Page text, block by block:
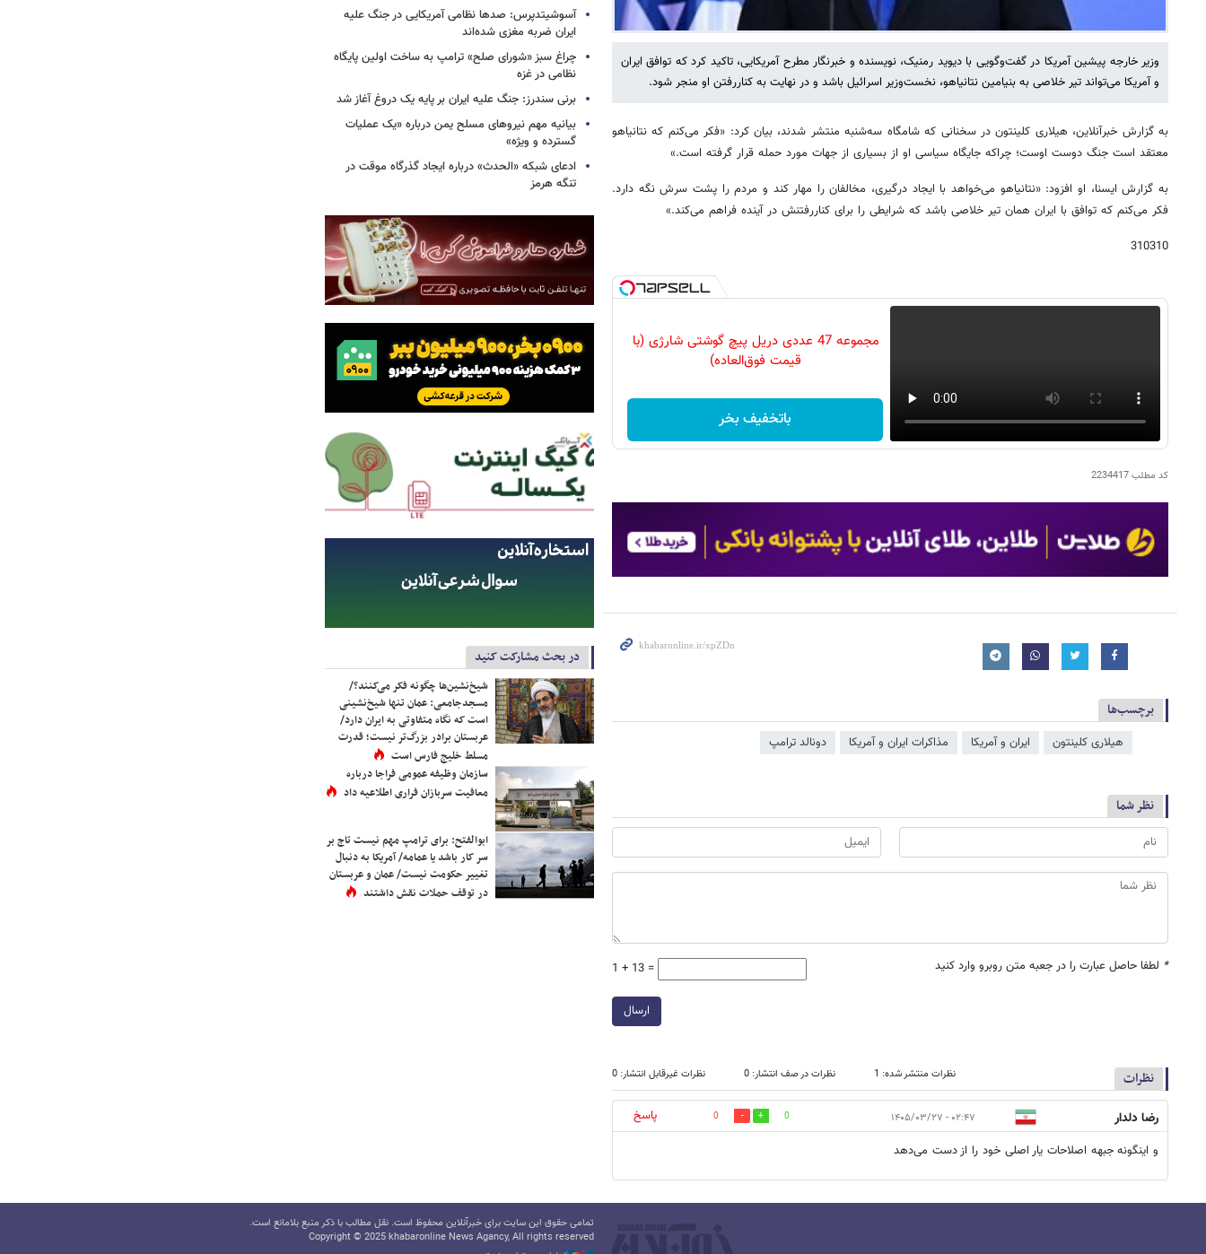
وزیر خارجه پیشین آمریکا در گفت‌وگویی با دیوید رمنیک، نویسنده و خبرنگار مطرح آمریکایی، تاکید کرد که توافق ایران
و آمریکا می‌تواند تیر خلاصی به بنیامین نتانیاهو، نخست‌وزیر اسرائیل باشد و در نهایت به کناررفتن او منجر شود.
به گزارش خبرآنلاین، هیلاری کلینتون در سخنانی که شامگاه سه‌شنبه منتشر شدند، بیان کرد: «فکر می‌کنم که نتانیاهو
معتقد است جنگ دوست اوست؛ چراکه جایگاه سیاسی او از بسیاری از جهات مورد حمله قرار گرفته است.»
به گزارش ایسنا، او افزود: «نتانیاهو می‌خواهد با ایجاد درگیری، مخالفان را مهار کند و مردم را پشت سرش نگه دارد.
فکر می‌کنم که توافق با ایران همان تیر خلاصی باشد که شرایطی را برای کناررفتنش در آینده فراهم می‌کند.»
310310
مجموعه 47 عددی دریل پیچ گوشتی شارژی‌ (با
قیمت فوق‌العاده)
باتخفیف بخر
کد مطلب2234417
برچسب‌ها
هیلاری کلینتون ایران و آمریکا مذاکرات ایران و آمریکا دونالد ترامپ
نظر شما
* لطفا حاصل عبارت را در جعبه متن روبرو وارد کنید 1 + 13 =
ارسال
نظرات نظرات منتشر شده: 1 نظرات در صف انتشار: 0 نظرات غیرقابل انتشار: 0
رضا دلدار ۰۲:۴۷ - ۱۴۰۵/۰۳/۲۷ 0
0
پاسخ
و اینگونه جبهه اصلاحات یار اصلی خود را از دست می‌دهد
آسوشیتدپرس: صدها نظامی آمریکایی در جنگ علیه
ایران ضربه مغزی شده‌اند
چراغ سبز «شورای صلح» ترامپ به ساخت اولین پایگاه
نظامی در غزه
برنی سندرز: جنگ علیه ایران بر پایه یک دروغ آغاز شد
بیانیه مهم نیروهای مسلح یمن درباره «یک عملیات
گسترده و ویژه»
ادعای شبکه «الحدث» درباره ایجاد گذرگاه موقت در
تنگه هرمز
در بحث مشارکت کنید
شیخ‌نشین‌ها چگونه فکر می‌کنند؟/
مسجدجامعی: عمان تنها شیخ‌نشینی
است که نگاه متفاوتی به ایران دارد/
عربستان برادر بزرگ‌تر نیست؛ قدرت
مسلط خلیج فارس است
سازمان وظیفه عمومی فراجا درباره
معافیت سربازان فراری اطلاعیه داد
ابوالفتح: برای ترامپ مهم نیست تاج بر
سر کار باشد یا عمامه/ آمریکا به دنبال
تغییر حکومت نیست/ عمان و عربستان
در توقف حملات نقش داشتند
تمامی حقوق این سایت برای خبرآنلاین محفوظ است. نقل مطالب با ذکر منبع بلامانع است.
Copyright © 2025 khabaronline News Agancy, All rights reserved